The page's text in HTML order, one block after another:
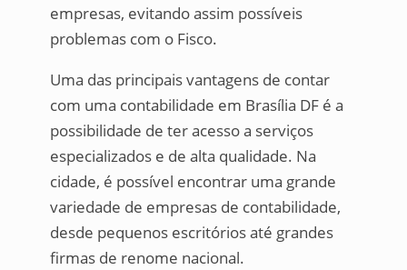
empresas, evitando assim possíveis
problemas com o Fisco.
Uma das principais vantagens de contar
com uma contabilidade em Brasília DF é a
possibilidade de ter acesso a serviços
especializados e de alta qualidade. Na
cidade, é possível encontrar uma grande
variedade de empresas de contabilidade,
desde pequenos escritórios até grandes
firmas de renome nacional.